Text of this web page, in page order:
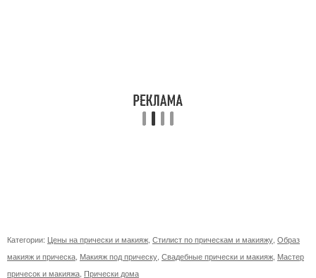
Категории: Цены на прически и макияж Стилист по прическам и макияжу Образ
макияж и прическа Макияж под прическу Свадебные прически и макияж Мастер
причесок и макияжа Прически дома